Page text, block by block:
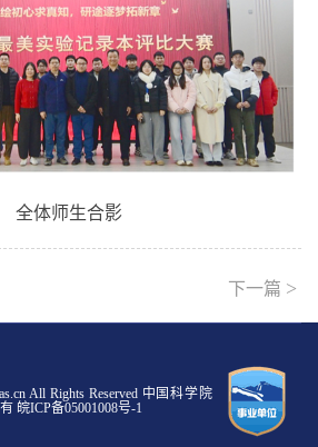
全体师生合影
下一篇 >
All Rights Reserved 中国科学院
皖ICP备05001008号-1